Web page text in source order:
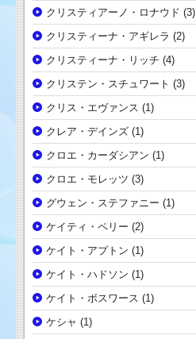
クリスティアーノ・ロナウド (3)
クリスティーナ・アギレラ (2)
クリスティーナ・リッチ (4)
クリステン・スチュワート (3)
クリス・エヴァンス (1)
クレア・デインズ (1)
クロエ・カーダシアン (1)
クロエ・モレッツ (3)
グウェン・ステファニー (1)
ケイティ・ペリー (2)
ケイト・アプトン (1)
ケイト・ハドソン (1)
ケイト・ボスワース (1)
ケシャ (1)